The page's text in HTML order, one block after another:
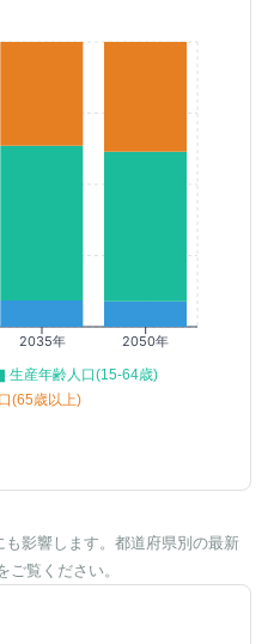
2035年 2050年
生産年齢人口(15-64歳)
(65歳以上)
影響します。都道府県別の最新
ご覧ください。